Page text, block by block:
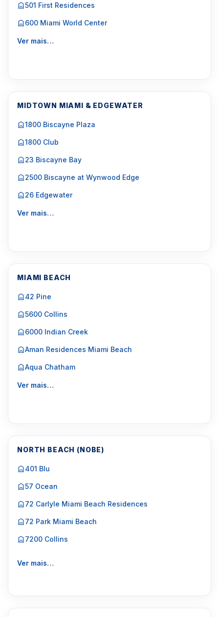
501 First Residences
600 Miami World Center
Ver mais…
MIDTOWN MIAMI & EDGEWATER
1800 Biscayne Plaza
1800 Club
23 Biscayne Bay
2500 Biscayne at Wynwood Edge
26 Edgewater
Ver mais…
MIAMI BEACH
42 Pine
5600 Collins
6000 Indian Creek
Aman Residences Miami Beach
Aqua Chatham
Ver mais…
NORTH BEACH (NOBE)
401 Blu
57 Ocean
72 Carlyle Miami Beach Residences
72 Park Miami Beach
7200 Collins
Ver mais…